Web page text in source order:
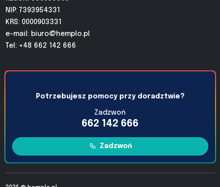
NIP: 7393954331
KRS: 0000903331
e-mail: biuro@hemplo.pl
Tel: +48 662 142 666
Potrzebujesz pomocy przy doradztwie?
Zadzwoń
662 142 666
Zadzwoń